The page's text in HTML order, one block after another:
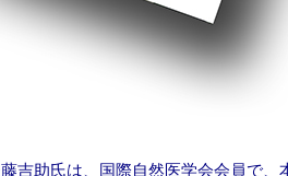
吉助氏は、国際自然医学会会員で、